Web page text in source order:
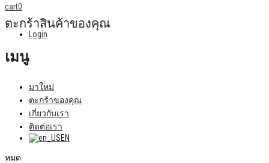
Login
cart0
ตะกร้าสินค้าของคุณ
เมนู
มาใหม่
ตะกร้าของคุณ
เกี่ยวกับเรา
ติดต่อเรา
EN
หมด